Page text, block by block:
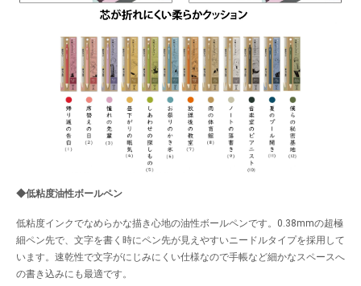
◆低粘度油性ボールペン
低粘度インクでなめらかな描き心地の油性ボールペンです。0.38mmの超極
細ペン先で、文字を書く時にペン先が見えやすいニードルタイプを採用して
います。速乾性で文字がにじみにくい仕様なので手帳など細かなスペースへ
の書き込みにも最適です。